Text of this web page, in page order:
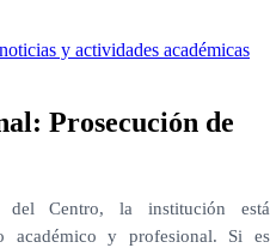
y actividades académicas
Prosecución de
del Centro, la institución está
académico y profesional. Si es